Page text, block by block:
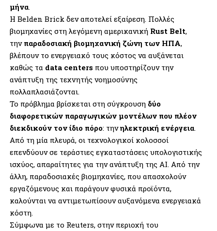
μήνα.
Η Belden Brick δεν αποτελεί εξαίρεση. Πολλές
βιομηχανίες στη λεγόμενη αμερικανική Rust Belt,
την παραδοσιακή βιομηχανική ζώνη των ΗΠΑ,
βλέπουν το ενεργειακό τους κόστος να αυξάνεται
καθώς τα data centers που υποστηρίζουν την
ανάπτυξη της τεχνητής νοημοσύνης
πολλαπλασιάζονται.
Το πρόβλημα βρίσκεται στη σύγκρουση δύο
διαφορετικών παραγωγικών μοντέλων που πλέον
διεκδικούν τον ίδιο πόρο: τηνηλεκτρική ενέργεια.
Από τη μία πλευρά, οι τεχνολογικοί κολοσσοί
επενδύουν σε τεράστιες εγκαταστάσεις υπολογιστικής
ισχύος, απαραίτητες για την ανάπτυξη της AI. Από την
άλλη, παραδοσιακές βιομηχανίες, που απασχολούν
εργαζόμενους και παράγουν φυσικά προϊόντα,
καλούνται να αντιμετωπίσουν αυξανόμενα ενεργειακά
κόστη.
Σύμφωνα με το Reuters, στην περιοχή του